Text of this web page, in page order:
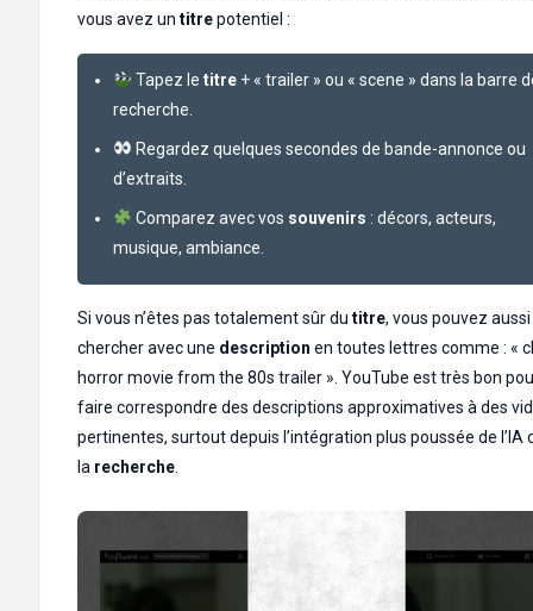
vous avez un titrepotentiel :
Tapez le titre+ « trailer » ou « scene » dans la barre
recherche.
Regardez quelques secondes de bande-annonce ou
d’extraits.
Comparez avec vos souvenirs : décors, acteurs,
musique, ambiance.
Si vous n’êtes pas totalement sûr du titre, vous pouvez aussi
chercher avec une description en toutes lettres comme : «
horror movie from the 80s trailer ». YouTube est très bon
faire correspondre des descriptions approximatives à des
pertinentes, surtout depuis l’intégration plus poussée de l’IA
la recherche